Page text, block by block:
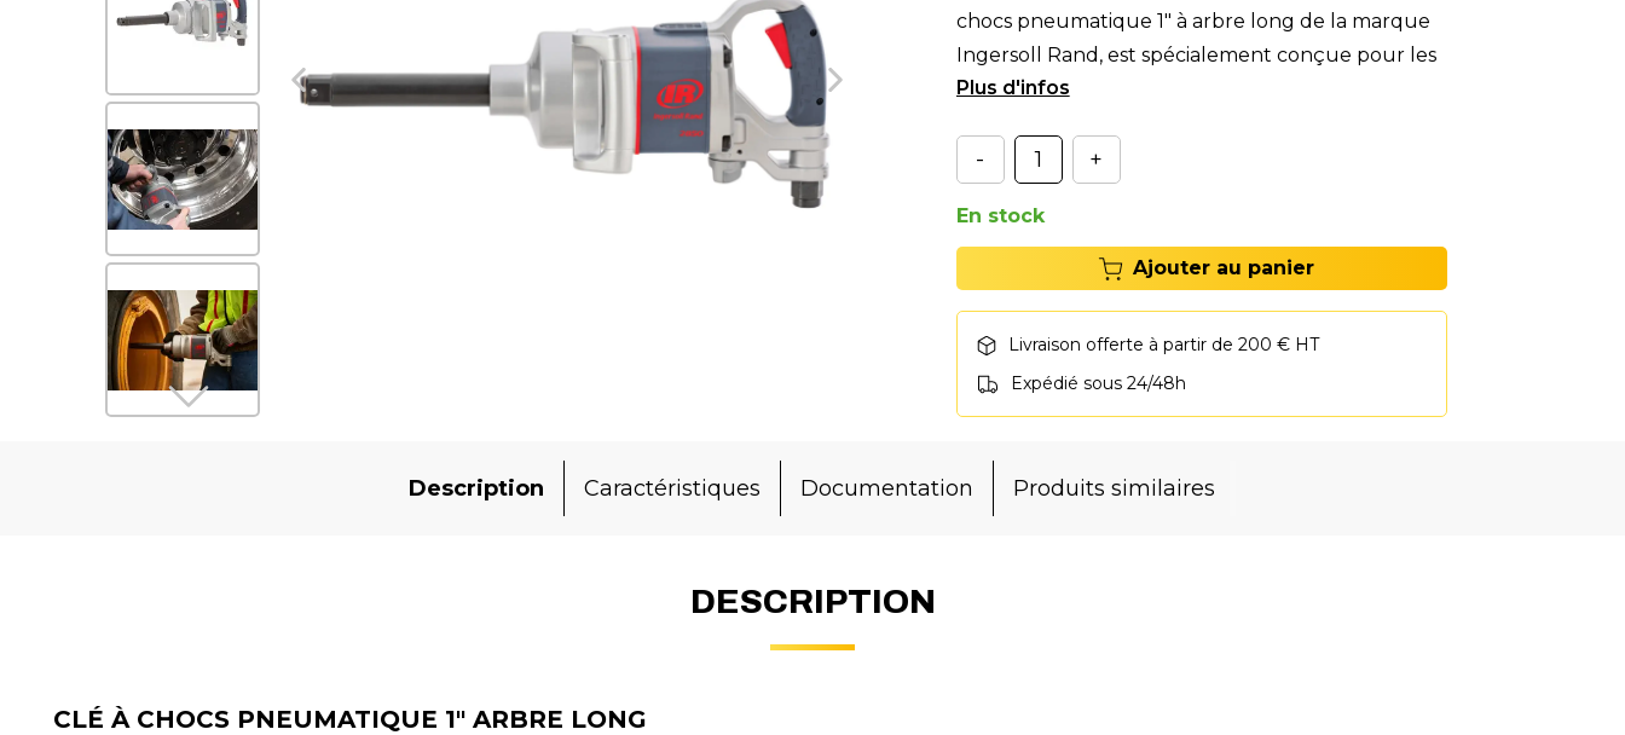
chocs pneumatique 1" à arbre long de la marque
Ingersoll Rand, est spécialement conçue pour les
poids
- +
En stock
Ajouter au panier
Livraison offerte à partir de 200 € HT
Expédié sous 24/48h
Description Caractéristiques Documentation Produits similaires
DESCRIPTION
CLÉ À CHOCS PNEUMATIQUE 1" ARBRE LONG